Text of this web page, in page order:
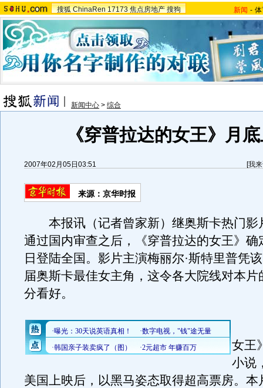
搜狐 ChinaRen 17173 焦点房地产 搜狗 新闻 -
新闻中心 > 综合
《穿普拉达的女王》月
2007年02月05日03:51 [我
来源：京华时报
本报讯（记者曾家新）继奥斯卡热门影
通过国内审查之后，《穿普拉达的女王》确
日登陆全国。影片主演梅丽尔·斯特里普凭
届奥斯卡最佳女主角，这令各大院线对本片
分看好。
女王
小说
美国上映后，以黑马姿态取得超高票房。本